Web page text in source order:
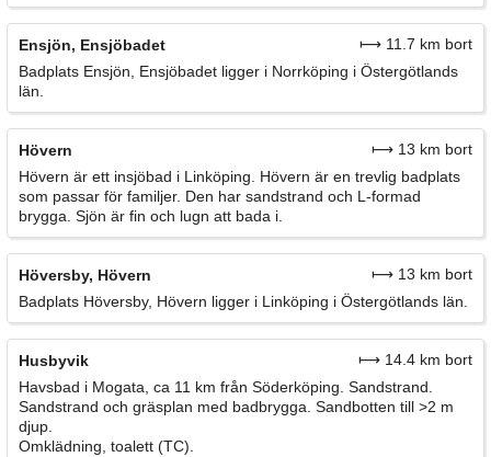
Ensjön, Ensjöbadet
⟼ 11.7 km bort
Badplats Ensjön, Ensjöbadet ligger i Norrköping i Östergötlands
län.
Hövern
⟼ 13 km bort
Hövern är ett insjöbad i Linköping. Hövern är en trevlig badplats
som passar för familjer. Den har sandstrand och L-formad
brygga. Sjön är fin och lugn att bada i.
Höversby, Hövern
⟼ 13 km bort
Badplats Höversby, Hövern ligger i Linköping i Östergötlands län.
Husbyvik
⟼ 14.4 km bort
Havsbad i Mogata, ca 11 km från Söderköping. Sandstrand.
Sandstrand och gräsplan med badbrygga. Sandbotten till >2 m
djup.
Omklädning, toalett (TC).